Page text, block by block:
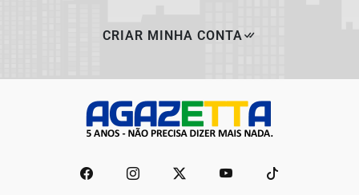
CRIAR MINHA CONTA